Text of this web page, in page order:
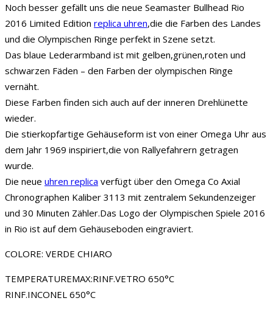
Noch besser gefällt uns die neue Seamaster Bullhead Rio
2016 Limited Edition replica uhren,die die Farben des Landes
und die Olympischen Ringe perfekt in Szene setzt.
Das blaue Lederarmband ist mit gelben,grünen,roten und
schwarzen Fäden – den Farben der olympischen Ringe
vernäht.
Diese Farben finden sich auch auf der inneren Drehlünette
wieder.
Die stierkopfartige Gehäuseform ist von einer Omega Uhr aus
dem Jahr 1969 inspiriert,die von Rallyefahrern getragen
wurde.
Die neue uhren replica verfügt über den Omega Co Axial
Chronographen Kaliber 3113 mit zentralem Sekundenzeiger
und 30 Minuten Zähler.Das Logo der Olympischen Spiele 2016
in Rio ist auf dem Gehäuseboden eingraviert.
COLORE: VERDE CHIARO
TEMPERATUREMAX:RINF.VETRO 650°C
RINF.INCONEL 650°C